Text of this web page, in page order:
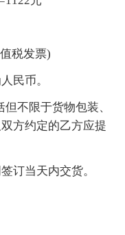
税发票)
民币。
不限于货物包装、
方约定的乙方应提
订当天内交货。